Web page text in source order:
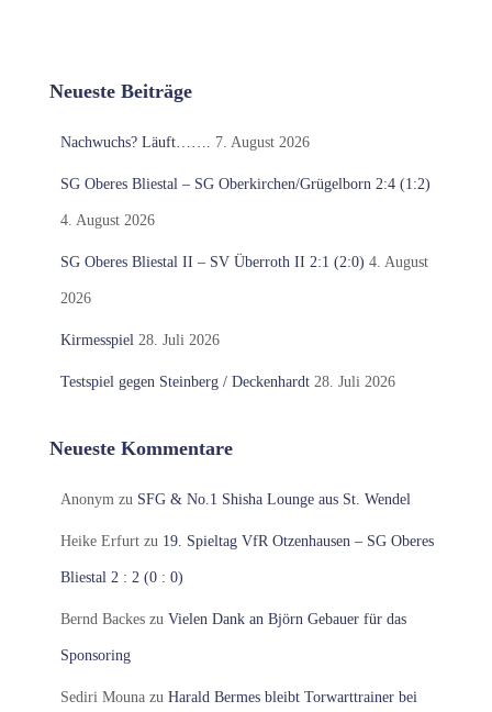
Neueste Beiträge
Nachwuchs? Läuft……. 7. August 2026
SG Oberes Bliestal – SG Oberkirchen/Grügelborn 2:4 (1:2)
4. August 2026
SG Oberes Bliestal II – SV Überroth II 2:1 (2:0) 4. August
2026
Kirmesspiel 28. Juli 2026
Testspiel gegen Steinberg / Deckenhardt 28. Juli 2026
Neueste Kommentare
Anonym zu SFG & No.1 Shisha Lounge aus St. Wendel
Heike Erfurt zu 19. Spieltag VfR Otzenhausen – SG Oberes
Bliestal 2 : 2 (0 : 0)
Bernd Backes zu Vielen Dank an Björn Gebauer für das
Sponsoring
Sediri Mouna zu Harald Bermes bleibt Torwarttrainer bei